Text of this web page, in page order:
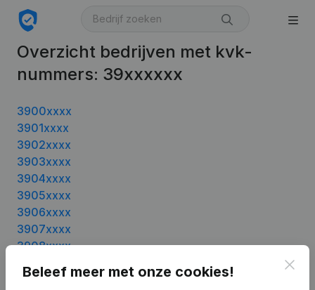
Overzicht bedrijven met kvk-
nummers: 39xxxxxx
3900xxxx
3901xxxx
3902xxxx
3903xxxx
3904xxxx
3905xxxx
3906xxxx
3907xxxx
3908xxxx
3910xxxx
Beleef meer met onze cookies!